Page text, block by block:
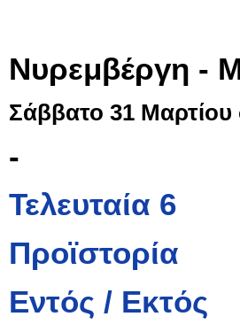
Νυρεμβέργη -
Σάββατο 31 Μαρτίου
-
Τελευταία 6
Προϊστορία
Εντός / Εκτός